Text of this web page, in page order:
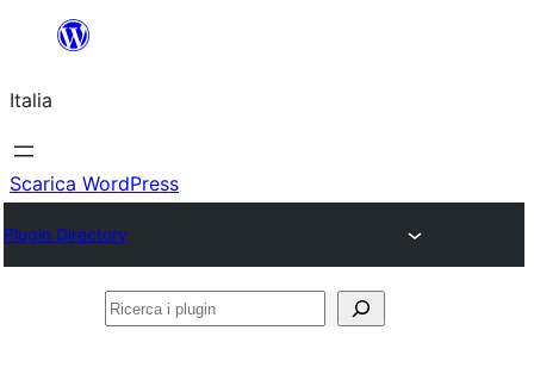
contenuto
Italia
Scarica WordPress
Plugin Directory
Ricerca